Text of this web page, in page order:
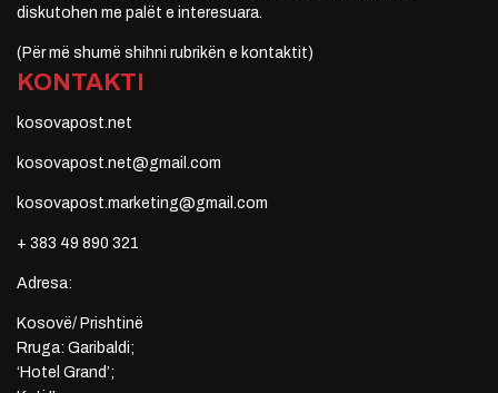
diskutohen me palët e interesuara.
(Për më shumë shihni rubrikën e kontaktit)
KONTAKTI
kosovapost.net
kosovapost.net@gmail.com
kosovapost.marketing@gmail.com
+ 383 49 890 321
Adresa:
Kosovë/ Prishtinë
Rruga: Garibaldi;
‘Hotel Grand’;